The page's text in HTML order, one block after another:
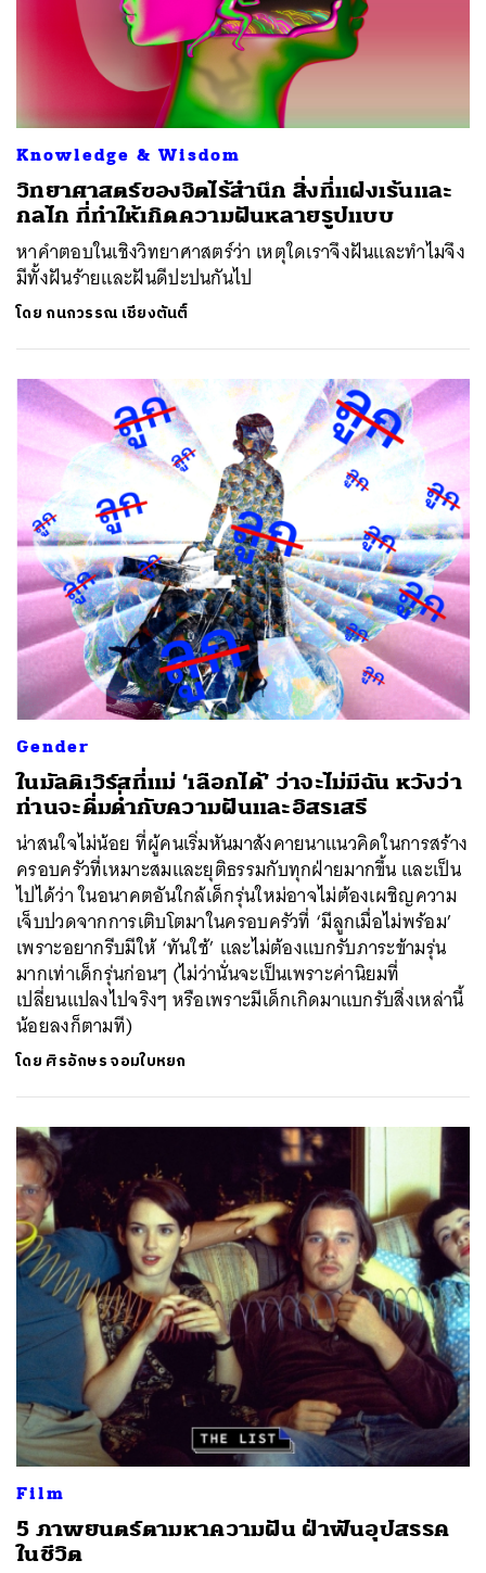
Knowledge & Wisdom
วิทยาศาสตร์ของจิตไร้สำนึก สิ่งที่แฝงเร้นและ
กลไก ที่ทำให้เกิดความฝันหลายรูปแบบ
หาคำตอบในเชิงวิทยาศาสตร์ว่า เหตุใดเราจึงฝันและทำไมจึง
มีทั้งฝันร้ายและฝันดีปะปนกันไป
โดย กนกวรรณ เชียงตันติ์
Gender
ในมัลติเวิร์สที่แม่ ‘เลือกได้’ ว่าจะไม่มีฉัน หวังว่า
ท่านจะดื่มด่ำกับความฝันและอิสรเสรี
น่าสนใจไม่น้อย ที่ผู้คนเริ่มหันมาสังคายนาแนวคิดในการสร้าง
ครอบครัวที่เหมาะสมและยุติธรรมกับทุกฝ่ายมากขึ้น และเป็น
ไปได้ว่า ในอนาคตอันใกล้เด็กรุ่นใหม่อาจไม่ต้องเผชิญความ
เจ็บปวดจากการเติบโตมาในครอบครัวที่ ‘มีลูกเมื่อไม่พร้อม’
เพราะอยากรีบมีให้ ‘ทันใช้’ และไม่ต้องแบกรับภาระข้ามรุ่น
มากเท่าเด็กรุ่นก่อนๆ (ไม่ว่านั่นจะเป็นเพราะค่านิยมที่
เปลี่ยนแปลงไปจริงๆ หรือเพราะมีเด็กเกิดมาแบกรับสิ่งเหล่านี้
น้อยลงก็ตามที)
โดย ศิรอักษร จอมใบหยก
Film
5 ภาพยนตร์ตามหาความฝัน ฝ่าฟันอุปสรรค
ในชีวิต
SHARE TWEET LINE EMAIL